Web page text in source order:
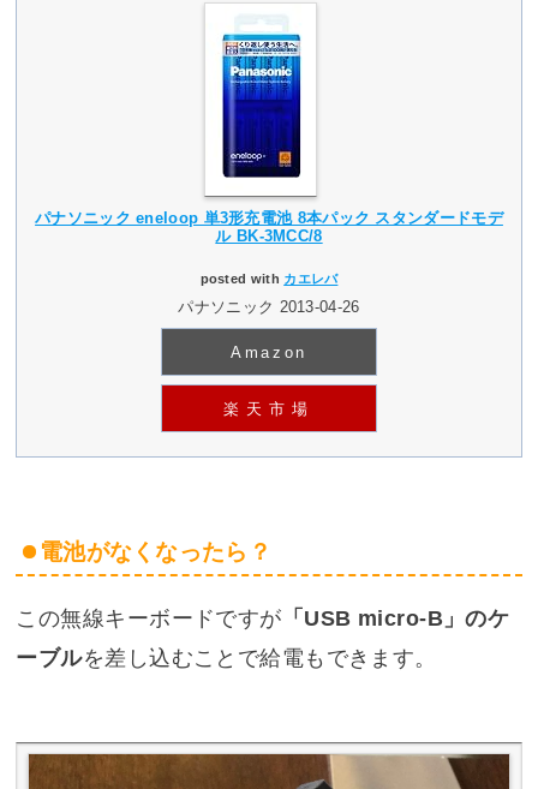
パナソニック eneloop 単3形充電池 8本パック スタンダードモデ
ル BK-3MCC/8
posted with カエレバ
パナソニック 2013-04-26
Amazon
楽天市場
電池がなくなったら？
この無線キーボードですが 「USB micro-B」のケ
ーブルを差し込むことで給電もできます。